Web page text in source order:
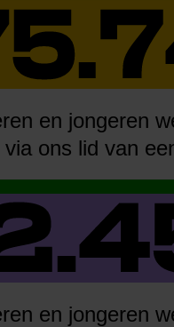
en jongeren
via ons lid van
en jongeren